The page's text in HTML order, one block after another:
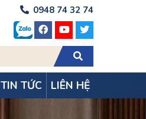
0948 74 32 74
TIN TỨC LIÊN HỆ